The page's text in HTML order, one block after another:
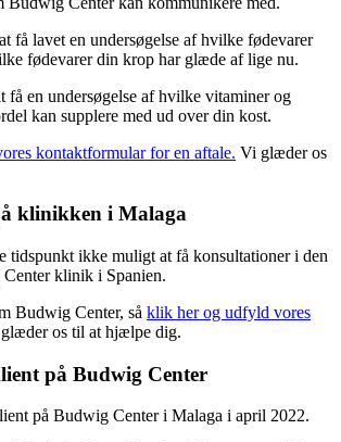
få lavet en undersøgelse af hvilke fødevarer
fødevarer din krop har glæde af lige nu.
få en undersøgelse af hvilke vitaminer og
kan supplere med ud over din kost.
kontaktformular for en aftale. Vi glæder os
klinikken i Malaga
tidspunkt ikke muligt at få konsultationer i den
klinik i Spanien.
Budwig Center, så klik her og udfyld vores
os til at hjælpe dig.
på Budwig Center
på Budwig Center i Malaga i april 2022.